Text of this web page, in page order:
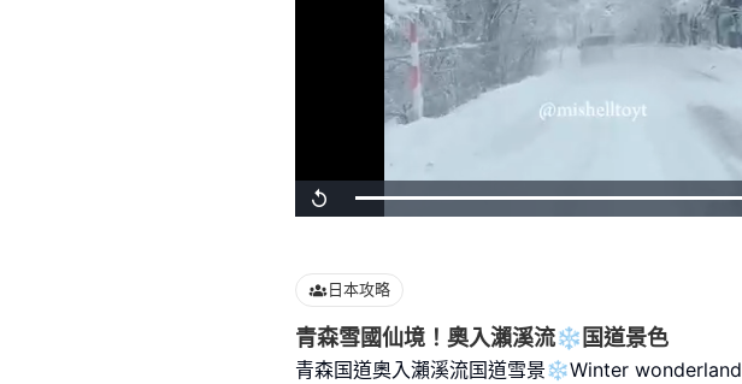
Replay Loaded:
100.00%
日本攻略
青森雪國仙境！奧入瀨溪流❄️国道景色
青森国道奧入瀨溪流国道雪景❄️Winter wonderland